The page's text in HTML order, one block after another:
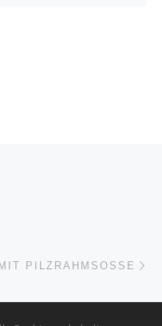
PILZRAHMSOSSE